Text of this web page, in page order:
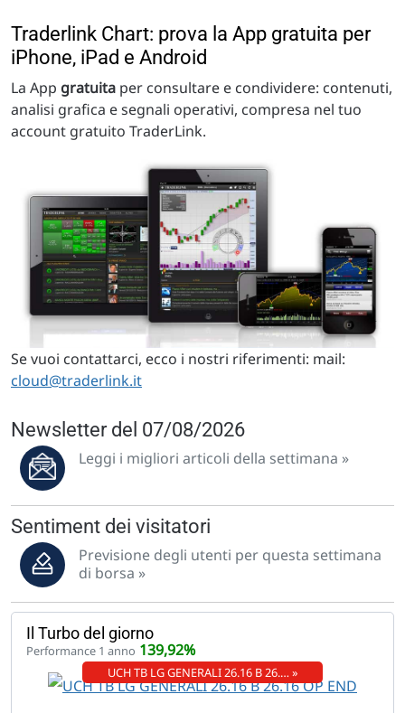
Traderlink Chart: prova la App gratuita per
iPhone, iPad e Android
La App gratuita per consultare e condividere: contenuti,
analisi grafica e segnali operativi, compresa nel tuo
account gratuito TraderLink.
Se vuoi contattarci, ecco i nostri riferimenti: mail:
cloud@traderlink.it
Newsletter del 07/08/2026
Leggi i migliori articoli della settimana »
Sentiment dei visitatori
Previsione degli utenti per questa settimana
di borsa »
Il Turbo del giorno
Performance 1 anno 139,92%
UCH TB LG GENERALI 26.16 B 26.… »